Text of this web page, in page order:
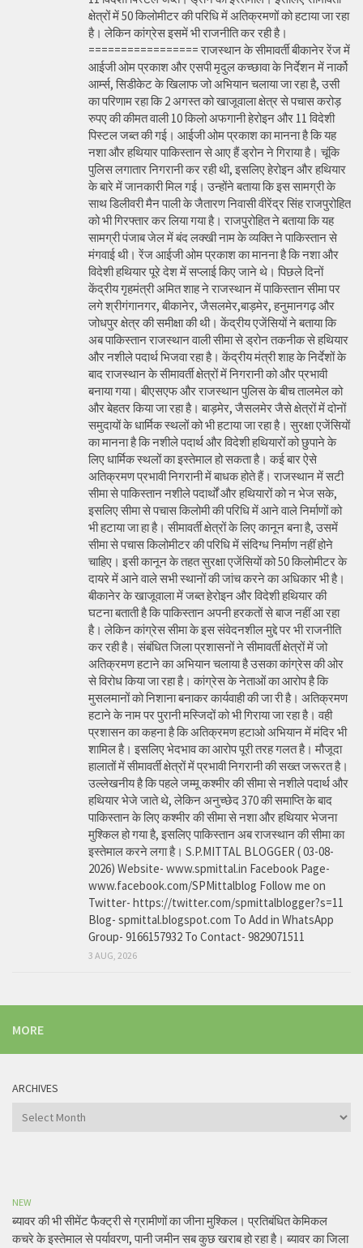
क्षेत्रों में 50 किलोमीटर की परिधि में अतिक्रमणों को हटाया जा रहा
है। लेकिन कांग्रेस इसमें भी राजनीति कर रही है।
================= राजस्थान के सीमावर्ती बीकानेर रेंज में
आईजी ओम प्रकाश और एसपी मृदुल कच्छावा के निर्देशन में नार्को
आर्म्स, सिडीकेट के खिलाफ जो अभियान चलाया जा रहा है, उसी
का परिणाम रहा कि 2 अगस्त को खाजूवाला क्षेत्र से पचास करोड़
रुपए की कीमत वाली 10 किलो अफगानी हेरोइन और 11 विदेशी
पिस्टल जब्त की गई। आईजी ओम प्रकाश का मानना है कि यह
नशा और हथियार पाकिस्तान से आए हैं ड्रोन ने गिराया है। चूंकि
पुलिस लगातार निगरानी कर रही थी, इसलिए हेरोइन और हथियार
के बारे में जानकारी मिल गई। उन्होंने बताया कि इस सामग्री के
साथ डिलीवरी मैन पाली के जैतारण निवासी वीरेंद्र सिंह राजपुरोहित
को भी गिरफ्तार कर लिया गया है। राजपुरोहित ने बताया कि यह
सामग्री पंजाब जेल में बंद लक्खी नाम के व्यक्ति ने पाकिस्तान से
मंगवाई थी। रेंज आईजी ओम प्रकाश का मानना है कि नशा और
विदेशी हथियार पूरे देश में सप्लाई किए जाने थे। पिछले दिनों
केंद्रीय गृहमंत्री अमित शाह ने राजस्थान में पाकिस्तान सीमा पर
लगे श्रीगंगानगर, बीकानेर, जैसलमेर,बाड़मेर, हनुमानगढ़ और
जोधपुर क्षेत्र की समीक्षा की थी। केंद्रीय एजेंसियों ने बताया कि
अब पाकिस्तान राजस्थान वाली सीमा से ड्रोन तकनीक से हथियार
और नशीले पदार्थ भिजवा रहा है। केंद्रीय मंत्री शाह के निर्देशों के
बाद राजस्थान के सीमावर्ती क्षेत्रों में निगरानी को और प्रभावी
बनाया गया। बीएसएफ और राजस्थान पुलिस के बीच तालमेल को
और बेहतर किया जा रहा है। बाड़मेर, जैसलमेर जैसे क्षेत्रों में दोनों
समुदायों के धार्मिक स्थलों को भी हटाया जा रहा है। सुरक्षा एजेंसियों
का मानना है कि नशीले पदार्थ और विदेशी हथियारों को छुपाने के
लिए धार्मिक स्थलों का इस्तेमाल हो सकता है। कई बार ऐसे
अतिक्रमण प्रभावी निगरानी में बाधक होते हैं। राजस्थान में सटी
सीमा से पाकिस्तान नशीले पदार्थों और हथियारों को न भेज सके,
इसलिए सीमा से पचास किलोमी की परिधि में आने वाले निर्माणों को
भी हटाया जा हा है। सीमावर्ती क्षेत्रों के लिए कानून बना है, उसमें
सीमा से पचास किलोमीटर की परिधि में संदिग्ध निर्माण नहीं होने
चाहिए। इसी कानून के तहत सुरक्षा एजेंसियों को 50 किलोमीटर के
दायरे में आने वाले सभी स्थानों की जांच करने का अधिकार भी है।
बीकानेर के खाजूवाला में जब्त हेरोइन और विदेशी हथियार की
घटना बताती है कि पाकिस्तान अपनी हरकतों से बाज नहीं आ रहा
है। लेकिन कांग्रेस सीमा के इस संवेदनशील मुद्दे पर भी राजनीति
कर रही है। संबंधित जिला प्रशासनों ने सीमावर्ती क्षेत्रों में जो
अतिक्रमण हटाने का अभियान चलाया है उसका कांग्रेस की ओर
से विरोध किया जा रहा है। कांग्रेस के नेताओं का आरोप है कि
मुसलमानों को निशाना बनाकर कार्यवाही की जा री है। अतिक्रमण
हटाने के नाम पर पुरानी मस्जिदों को भी गिराया जा रहा है। वही
प्रशासन का कहना है कि अतिक्रमण हटाओ अभियान में मंदिर भी
शामिल है। इसलिए भेदभाव का आरोप पूरी तरह गलत है। मौजूदा
हालातों में सीमावर्ती क्षेत्रों में प्रभावी निगरानी की सख्त जरूरत है।
उल्लेखनीय है कि पहले जम्मू कश्मीर की सीमा से नशीले पदार्थ और
हथियार भेजे जाते थे, लेकिन अनुच्छेद 370 की समाप्ति के बाद
पाकिस्तान के लिए कश्मीर की सीमा से नशा और हथियार भेजना
मुश्किल हो गया है, इसलिए पाकिस्तान अब राजस्थान की सीमा का
इस्तेमाल करने लगा है। S.P.MITTAL BLOGGER ( 03-08-
2026) Website- www.spmittal.in Facebook Page-
www.facebook.com/SPMittalblog Follow me on
Twitter- https://twitter.com/spmittalblogger?s=11
Blog- spmittal.blogspot.com To Add in WhatsApp
Group- 9166157932 To Contact- 9829071511
3 AUG, 2026
MORE
ARCHIVES
Archives
NEW
ब्यावर की भी सीमेंट फैक्ट्री से ग्रामीणों का जीना मुश्किल। प्रतिबंधित केमिकल
कचरे के इस्तेमाल से पर्यावरण, पानी जमीन सब कुछ खराब हो रहा है। ब्यावर का जिला